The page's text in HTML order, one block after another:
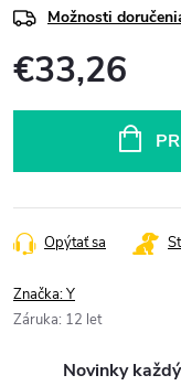
Možnosti
€33,26
Opýtať sa
Značka:Y
Záruka: 12 let
Novinky